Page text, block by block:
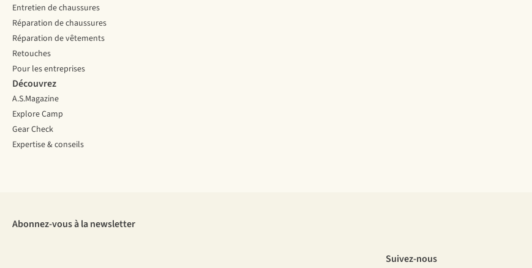
Entretien de chaussures
Réparation de chaussures
Réparation de vêtements
Retouches
Pour les entreprises
Découvrez
A.S.Magazine
Explore Camp
Gear Check
Expertise & conseils
Abonnez-vous à la newsletter
Suivez-nous